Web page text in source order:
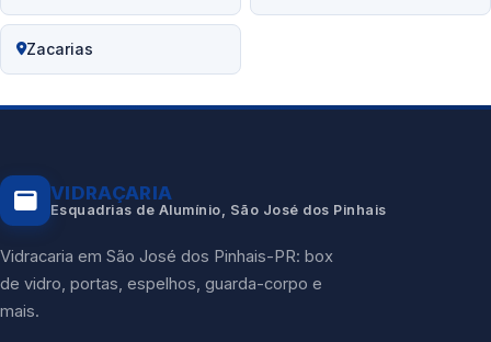
Zacarias
VIDRAÇARIA
Esquadrias de Alumínio, São José dos Pinhais
Vidracaria em São José dos Pinhais-PR: box
de vidro, portas, espelhos, guarda-corpo e
mais.